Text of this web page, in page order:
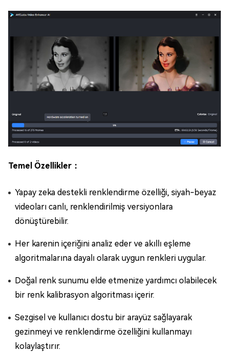
Temel Özellikler：
Yapay zeka destekli renklendirme özelliği, siyah-beyaz
videoları canlı, renklendirilmiş versiyonlara
dönüştürebilir.
Her karenin içeriğini analiz eder ve akıllı eşleme
algoritmalarına dayalı olarak uygun renkleri uygular.
Doğal renk sunumu elde etmenize yardımcı olabilecek
bir renk kalibrasyon algoritması içerir.
Sezgisel ve kullanıcı dostu bir arayüz sağlayarak
gezinmeyi ve renklendirme özelliğini kullanmayı
kolaylaştırır.